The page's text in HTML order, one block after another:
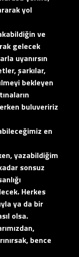
yol
ve
gelecek
uyanırsın
şarkılar,
bekleyen
buluveririz
en
yazabildiğim
sonsuz
Herkes
ya da bir
olsa.
bence